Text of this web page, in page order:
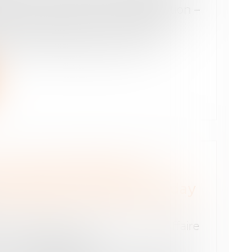
et amorce de neutralisation –
Boissard et Yvan Diringer,
électronique n° 10...
Laurent Merlet sur
Johnny Hallyday
Merlet sur BFM TV sur l’affaire
Hallyday ».